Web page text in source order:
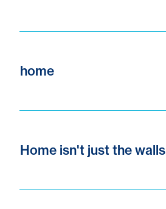
home
Home isn't just the walls